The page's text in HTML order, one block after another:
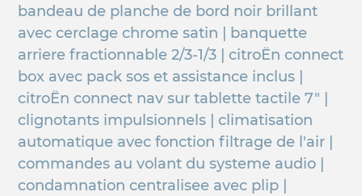
bandeau de planche de bord noir brillant
avec cerclage chrome satin | banquette
arriere fractionnable 2/3-1/3 | citroËn connect
box avec pack sos et assistance inclus |
citroËn connect nav sur tablette tactile 7" |
clignotants impulsionnels | climatisation
automatique avec fonction filtrage de l'air |
commandes au volant du systeme audio |
condamnation centralisee avec plip |